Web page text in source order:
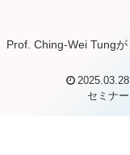
Prof. Ching-Wei Tungが
2025.03.28
セミナー